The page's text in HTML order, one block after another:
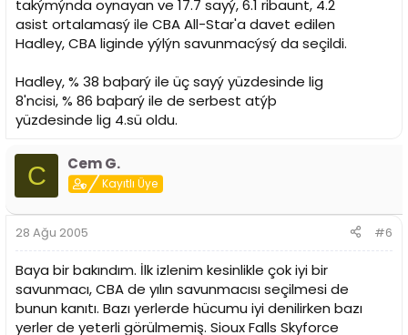
takýmýnda oynayan ve 17.7 sayý, 6.1 ribaunt, 4.2
asist ortalamasý ile CBA All-Star'a davet edilen
Hadley, CBA liginde yýlýn savunmacýsý da seçildi.
Hadley, % 38 baþarý ile üç sayý yüzdesinde lig
8'ncisi, % 86 baþarý ile de serbest atýþ
yüzdesinde lig 4.sü oldu.
C Cem G.
Kayıtlı Üye
28 Ağu 2005 #6
Baya bir bakındım. İlk izlenim kesinlikle çok iyi bir
savunmacı, CBA de yılın savunmacısı seçilmesi de
bunun kanıtı. Bazı yerlerde hücumu iyi denilirken bazı
yerler de yeterli görülmemiş. Sioux Falls Skyforce